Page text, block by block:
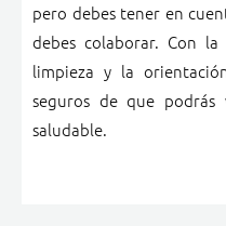
pero debes tener en
debes colaborar. Con
limpieza y la
seguros de que
saludable.